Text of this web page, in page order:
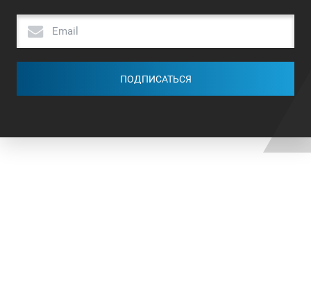
ПОДПИСАТЬСЯ